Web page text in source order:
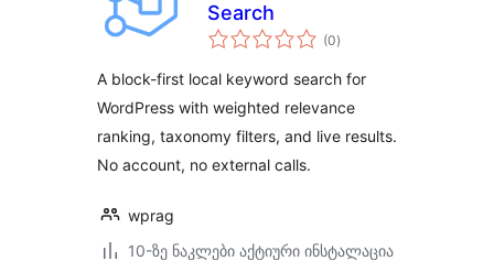
Search
(0საერთო
რეიტინგი
)
A block-first local keyword search for
WordPress with weighted relevance
ranking, taxonomy filters, and live results.
No account, no external calls.
wprag
10-ზე ნაკლები აქტიური ინსტალაცია